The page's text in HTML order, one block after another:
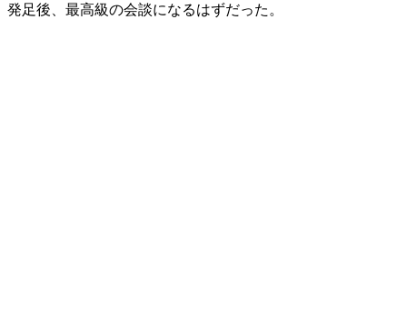
発足後、最高級の会談になるはずだった。